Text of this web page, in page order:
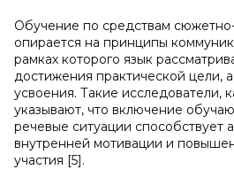
Обучение по средствам
опирается на принципы
рамках которого язык
достижения практической цели,
усвоения. Такие исследователи,
указывают, что включение
речевые ситуации способствует
внутренней мотивации и
участия [5].